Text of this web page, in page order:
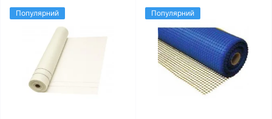
Популярний Популярний